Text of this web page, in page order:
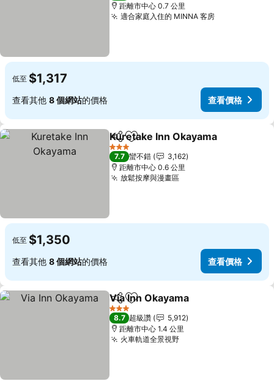
距離市中心 0.7 公里
適合家庭入住的 MINNA 客房查看價格
低至 $1,317
查看其他 8 個網站的價格 查看價格
分享 加入我的最愛
Kuretake Inn Okayama
3 星級
7.7 蠻不錯
3,162
距離市中心 0.6 公里
放鬆按摩與漫畫區查看價格
低至 $1,350
查看其他 8 個網站的價格 查看價格
分享 加入我的最愛
Via Inn Okayama
3 星級
8.7 超級讚
5,912
距離市中心 1.4 公里
火車軌道全景視野查看價格